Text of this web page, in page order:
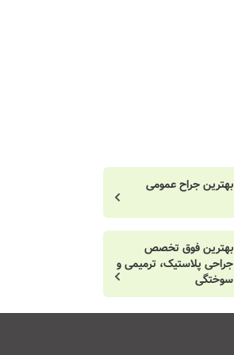
بهترین جراح عمومی
بهترین فوق تخصص
جراحی پلاستیک، ترمیمی و
سوختگی